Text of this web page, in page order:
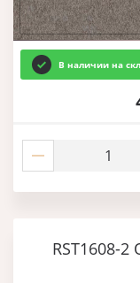
В наличии на
RST1608-